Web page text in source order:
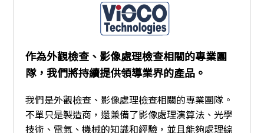
作為外觀檢查、影像處理檢查相關的專業團
隊，我們將持續提供領導業界的產品。
我們是外觀檢查、影像處理檢查相關的專業團隊。
不單只是製造商，還兼備了影像處理演算法、光學
技術、電氣、機械的知識和經驗，並且能夠處理綜